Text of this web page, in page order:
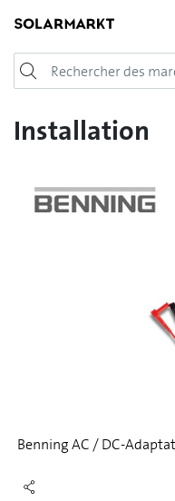
Login
Rester connecté
Demande
Installation
Benning AC / DC-